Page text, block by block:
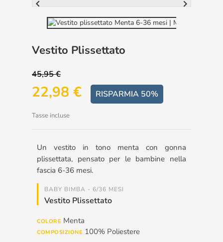
 
Vestito Plissettato
45,95 €
22,98 € RISPARMIA 50%
Tasse incluse
Un vestito in tono menta con gonna
plissettata, pensato per le bambine nella
fascia 6-36 mesi.
BABY BIMBA - 6/36 MESI
Vestito Plissettato
COLORE Menta
COMPOSIZIONE 100% Poliestere